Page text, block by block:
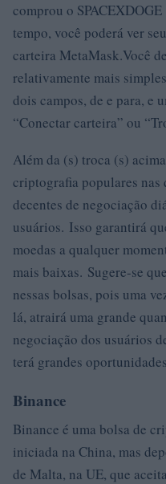
comprou o
tempo, você poderá ver
carteira MetaMask.Você
relativamente mais
dois campos, de e para, e
“Conectar carteira” ou
Além da (s) troca (s)
criptografia populares nas
decentes de negociação
usuários. Isso garantirá
moedas a qualquer
mais baixas. Sugere-se
nessas bolsas, pois uma
lá, atrairá uma grande
negociação dos usuários
terá grandes
Binance
Binance é uma bolsa de
iniciada na China, mas
de Malta, na UE, que